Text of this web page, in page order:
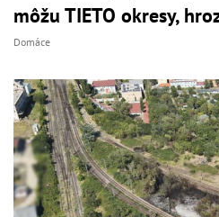
môžu TIETO okresy,
Domáce